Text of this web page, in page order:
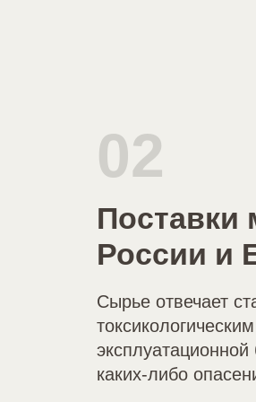
02
Поставки
России и
Сырье отвечает
каких-либо